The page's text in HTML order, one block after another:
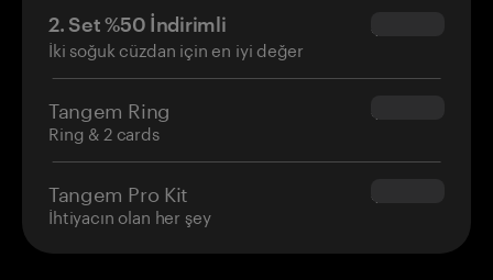
2. Set %50 İndirimli
İki soğuk cüzdan için en iyi değer
$34.95
Tangem Ring
Ring & 2 cards
$160.00
Tangem Pro Kit
İhtiyacın olan her şey
$180.00